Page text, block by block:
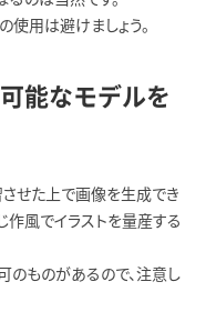
用は避けましょう。
能なモデルを
せた上で画像を生成でき
作風でイラストを量産する
のものがあるので、注意し